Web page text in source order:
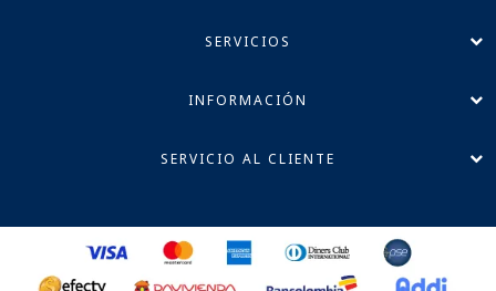
SERVICIOS
INFORMACIÓN
SERVICIO AL CLIENTE